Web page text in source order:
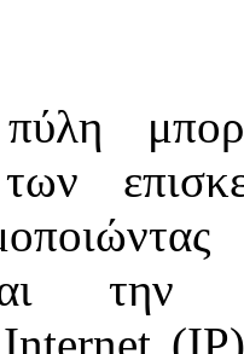
την